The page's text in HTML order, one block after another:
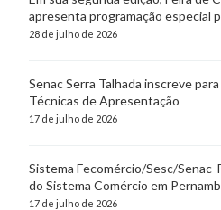
apresenta programação especial
28 de julho de 2026
Senac Serra Talhada inscreve
Técnicas de Apresentação
17 de julho de 2026
Sistema Fecomércio/Sesc/Senac-
do Sistema Comércio em
17 de julho de 2026